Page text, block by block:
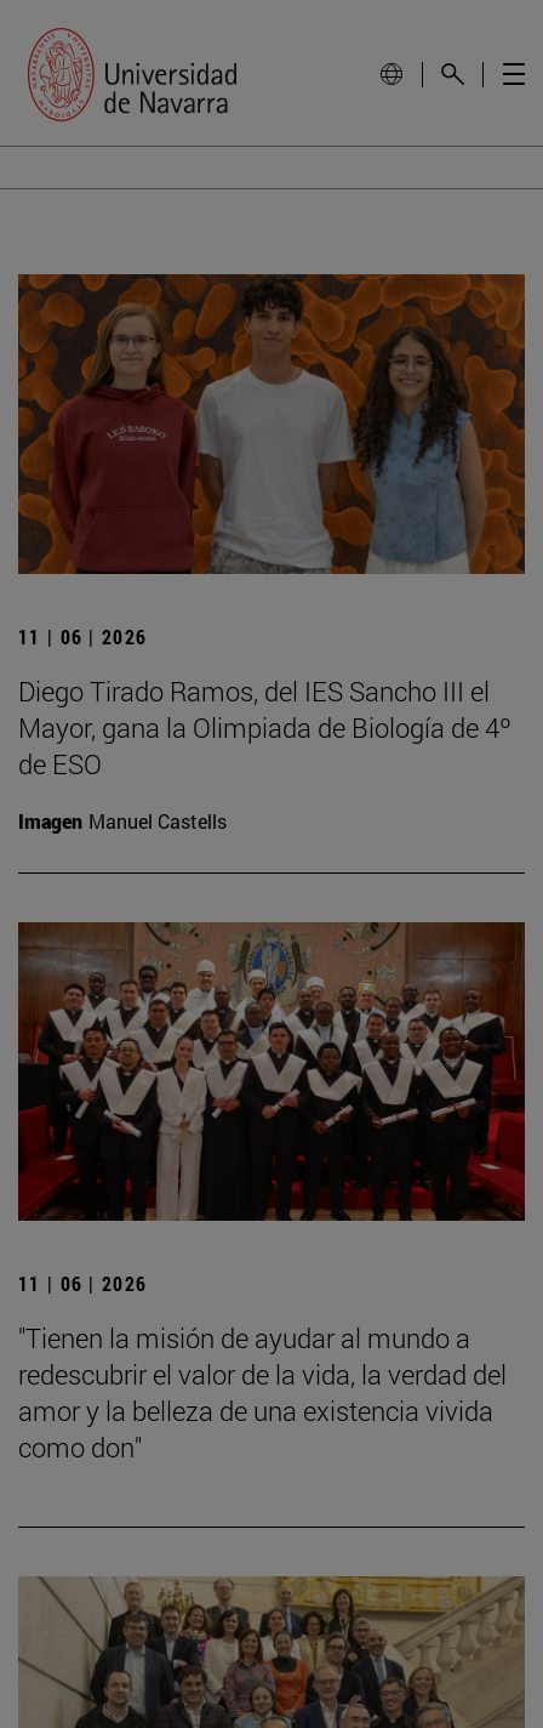
11 | 06 | 2026
Diego Tirado Ramos, del IES Sancho III el
Mayor, gana la Olimpiada de Biología de 4º
de ESO
Imagen Manuel Castells
11 | 06 | 2026
"Tienen la misión de ayudar al mundo a
redescubrir el valor de la vida, la verdad del
amor y la belleza de una existencia vivida
como don"